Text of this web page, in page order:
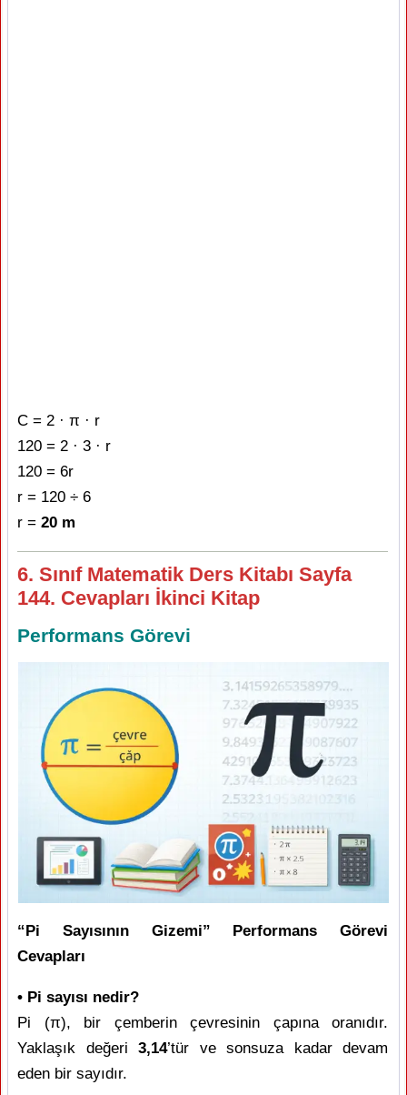
C = 2 · π · r
120 = 2 · 3 · r
120 = 6r
r = 120 ÷ 6
r = 20 m
6. Sınıf Matematik Ders Kitabı Sayfa
144. Cevapları İkinci Kitap
Performans Görevi
“Pi Sayısının Gizemi” Performans Görevi
Cevapları
• Pi sayısı nedir?
Pi (π), bir çemberin çevresinin çapına oranıdır.
Yaklaşık değeri 3,14’tür ve sonsuza kadar devam
eden bir sayıdır.